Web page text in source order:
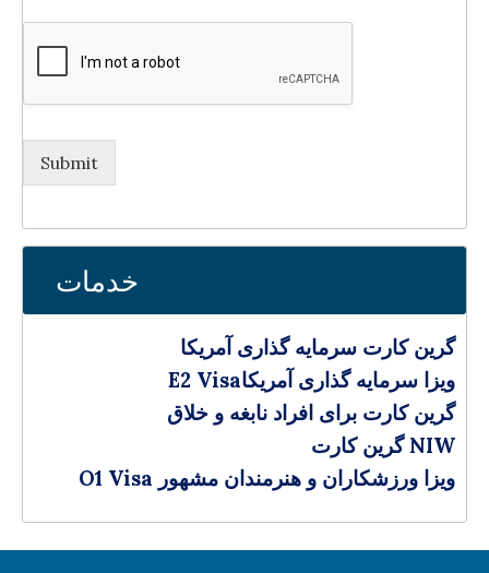
Submit
خدمات
گرین کارت سرمایه‌ گذاری آمریکا
E2 Visaویزا سرمایه گذاری آمریکا
گرین کارت برای افراد نابغه و خلاق
گرین کارت NIW
O1 Visa ویزا ورزشکاران و هنرمندان مشهور